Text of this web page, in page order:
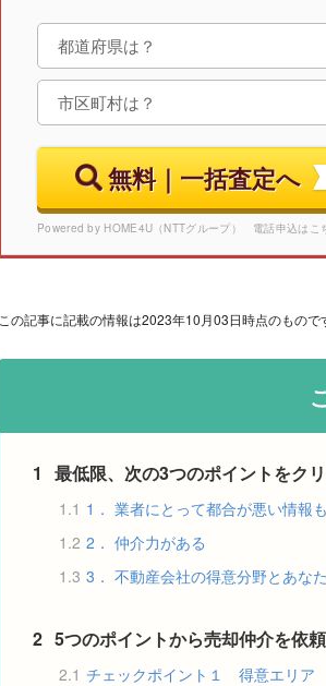
無料｜一括査定へ
Powered by HOME4U（NTTグループ） 電話申込はこ
この記事に記載の情報は2023年10月03日時点のもので
1 最低限、次の3つのポイントをク
1.1 1． 業者にとって都合が悪い情報
1.2 2． 仲介力がある
1.3 3． 不動産会社の得意分野とあな
2 5つのポイントから売却仲介を依
2.1 チェックポイント１ 得意エリア